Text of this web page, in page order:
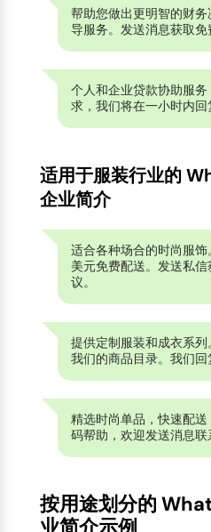
帮助您做出更明智的财
导服务。发送消息获取免
个人和企业贷款协助服
求，我们将在一小时内回
适用于服装行业的
企业简介
适合各种场合的时尚服
美元免费配送。发送私
议。
提供定制服装和成衣系
我们的商品目录。我们回
精选时尚单品，快速配
码帮助，欢迎发送消息联
按用途划分的
业简介示例